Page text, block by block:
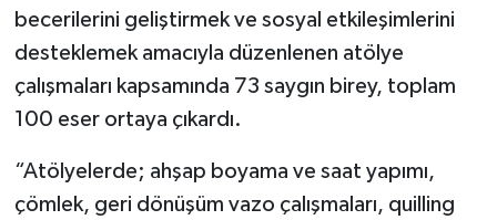
becerilerini geliştirmek ve sosyal etkileşimlerini
desteklemek amacıyla düzenlenen atölye
çalışmaları kapsamında 73 saygın birey, toplam
100 eser ortaya çıkardı.
“Atölyelerde; ahşap boyama ve saat yapımı,
çömlek, geri dönüşüm vazo çalışmaları, quilling